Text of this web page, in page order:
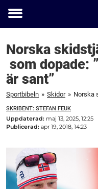
Toggle
Norska
som dopade:
är sant”
Sportbibeln » Skidor »
SKRIBENT: STEFAN FEUK
Uppdaterad: maj 13, 2025, 12:25
Publicerad: apr 19, 2018, 14:23